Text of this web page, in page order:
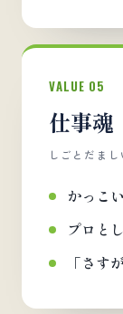
VALUE 05
仕事魂
しごとだまし
かっこ
プロと
「さす